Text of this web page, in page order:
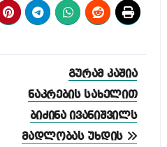
გურამ კაშია
ნაკრების სახელით
ბიძინა ივანიშვილს
მადლობას უხდის